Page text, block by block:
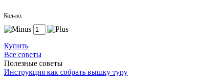
Кол-во:
Купить
Все советы
Полезные советы
Инструкция как собрать вышку туру